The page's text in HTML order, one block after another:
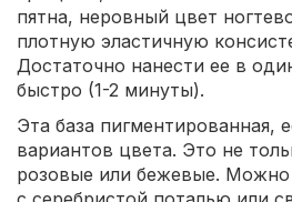
пятна, неровный цвет
плотную эластичную
Достаточно нанести ее в
быстро (1-2 минуты).
Эта база пигментированная,
вариантов цвета. Это не
розовые или бежевые.